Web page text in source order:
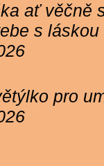
ať věčně
s
pro